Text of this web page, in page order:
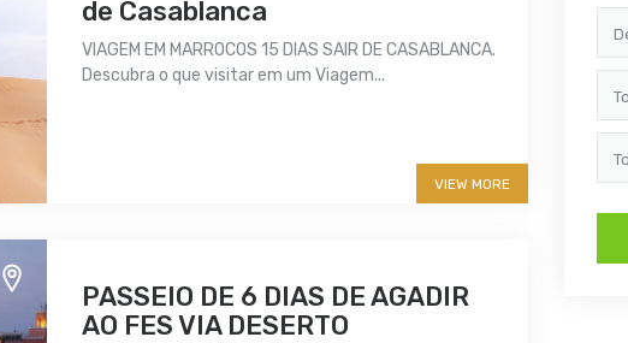
de Casablanca
VIAGEM EM MARROCOS 15 DIAS SAIR DE CASABLANCA.
Descubra o que visitar em um Viagem...
VIEW MORE
PASSEIO DE 6 DIAS DE AGADIR
AO FES VIA DESERTO